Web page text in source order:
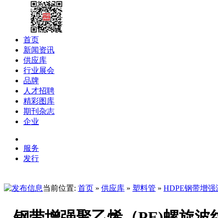
首页
新闻资讯
供应库
行业展会
品牌
人才招聘
精彩图库
期刊杂志
企业
服务
发行
当前位置: 首页 » 供应库 » 塑料管 » HDPE钢带增强